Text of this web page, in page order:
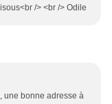
/> <br /> Odile
une bonne adresse à